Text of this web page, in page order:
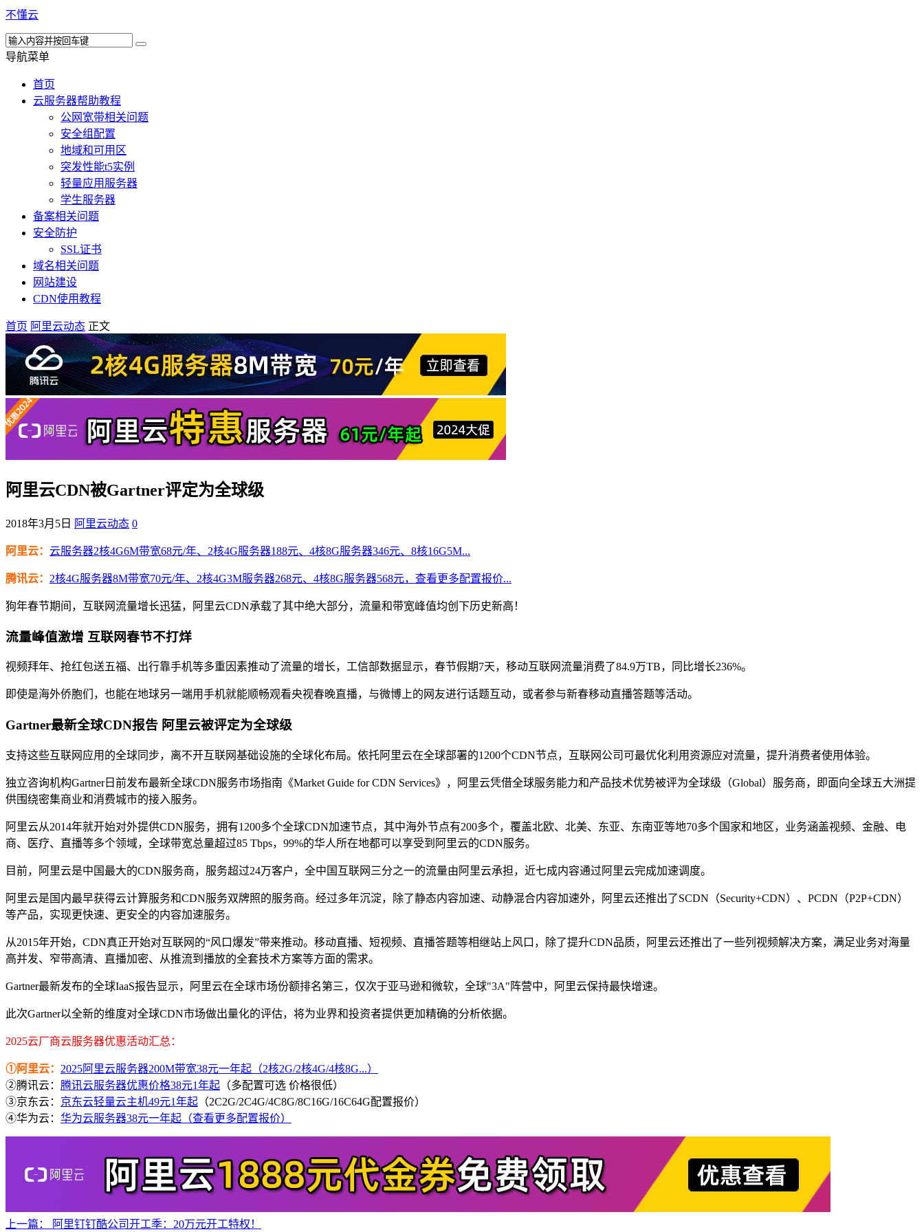
不懂云
导航菜单
首页
云服务器帮助教程
公网宽带相关问题
安全组配置
地域和可用区
突发性能t5实例
轻量应用服务器
学生服务器
备案相关问题
安全防护
SSL证书
域名相关问题
网站建设
CDN使用教程
首页 阿里云动态 正文
阿里云CDN被Gartner评定为全球级
2018年3月5日 阿里云动态 0
阿里云： 云服务器2核4G6M带宽68元/年、2核4G服务器188元、4核8G服务器346元、8核16G5M...
腾讯云： 2核4G服务器8M带宽70元/年、2核4G3M服务器268元、4核8G服务器568元，查看更多配置报价...
狗年春节期间，互联网流量增长迅猛，阿里云CDN承载了其中绝大部分，流量和带宽峰值均创下历史新高！
流量峰值激增 互联网春节不打烊
视频拜年、抢红包送五福、出行靠手机等多重因素推动了流量的增长，工信部数据显示，春节假期7天，移动互联网流量消费了84.9万TB，同比增长236%。
即使是海外侨胞们，也能在地球另一端用手机就能顺畅观看央视春晚直播，与微博上的网友进行话题互动，或者参与新春移动直播答题等活动。
Gartner最新全球CDN报告 阿里云被评定为全球级
支持这些互联网应用的全球同步，离不开互联网基础设施的全球化布局。依托阿里云在全球部署的1200个CDN节点，互联网公司可最优化利用资源应对流量，提升消费者使用体验。
独立咨询机构Gartner日前发布最新全球CDN服务市场指南《Market Guide for CDN Services》，阿里云凭借全球服务能力和产品技术优势被评为全球级（Global）服务商，即面向全球五大洲提
供围绕密集商业和消费城市的接入服务。
阿里云从2014年就开始对外提供CDN服务，拥有1200多个全球CDN加速节点，其中海外节点有200多个，覆盖北欧、北美、东亚、东南亚等地70多个国家和地区，业务涵盖视频、金融、电
商、医疗、直播等多个领域，全球带宽总量超过85 Tbps，99%的华人所在地都可以享受到阿里云的CDN服务。
目前，阿里云是中国最大的CDN服务商，服务超过24万客户，全中国互联网三分之一的流量由阿里云承担，近七成内容通过阿里云完成加速调度。
阿里云是国内最早获得云计算服务和CDN服务双牌照的服务商。经过多年沉淀，除了静态内容加速、动静混合内容加速外，阿里云还推出了SCDN（Security+CDN）、PCDN（P2P+CDN）
等产品，实现更快速、更安全的内容加速服务。
从2015年开始，CDN真正开始对互联网的“风口爆发”带来推动。移动直播、短视频、直播答题等相继站上风口，除了提升CDN品质，阿里云还推出了一些列视频解决方案，满足业务对海量
高并发、窄带高清、直播加密、从推流到播放的全套技术方案等方面的需求。
Gartner最新发布的全球IaaS报告显示，阿里云在全球市场份额排名第三，仅次于亚马逊和微软，全球"3A"阵营中，阿里云保持最快增速。
此次Gartner以全新的维度对全球CDN市场做出量化的评估，将为业界和投资者提供更加精确的分析依据。
2025云厂商云服务器优惠活动汇总：
①阿里云： 2025阿里云服务器200M带宽38元一年起（2核2G/2核4G/4核8G...）
②腾讯云： 腾讯云服务器优惠价格38元1年起 （多配置可选 价格很低）
③京东云： 京东云轻量云主机49元1年起 （2C2G/2C4G/4C8G/8C16G/16C64G配置报价）
④华为云： 华为云服务器38元一年起（查看更多配置报价）
上一篇： 阿里钉钉酷公司开工季：20万元开工特权！